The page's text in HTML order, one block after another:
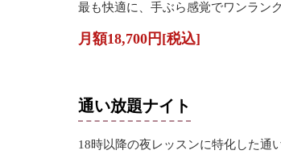
最も快適に、手ぶら感覚でワンラン
月額18,700円[税込]
通い放題ナイト
18時以降の夜レッスンに特化した通